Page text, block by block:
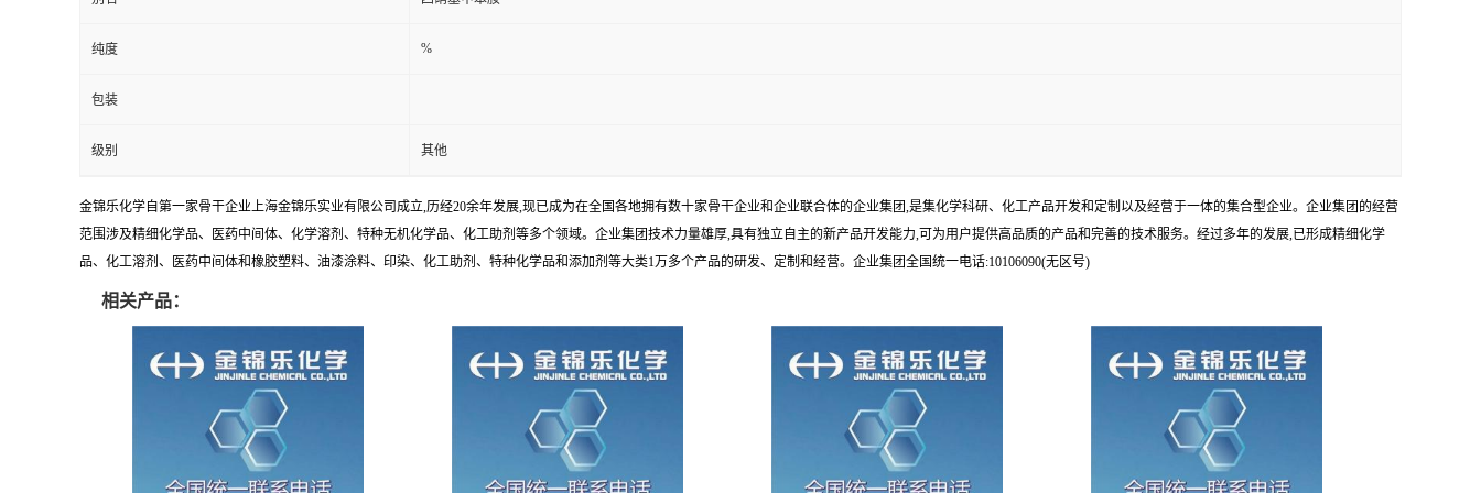
纯度 %
包装
级别 其他
金锦乐化学自第一家骨干企业上海金锦乐实业有限公司成立,历经20余年发展,现已成为在全国各地拥有数十家骨干企业和企业联合体的企业集团,是集化学科研、化工产品开发和定制以及经营于一体的集合型企业。企业集团的经营
范围涉及精细化学品、医药中间体、化学溶剂、特种无机化学品、化工助剂等多个领域。企业集团技术力量雄厚,具有独立自主的新产品开发能力,可为用户提供高品质的产品和完善的技术服务。经过多年的发展,已形成精细化学
品、化工溶剂、医药中间体和橡胶塑料、油漆涂料、印染、化工助剂、特种化学品和添加剂等大类1万多个产品的研发、定制和经营。企业集团全国统一电话:10106090(无区号)
相关产品：